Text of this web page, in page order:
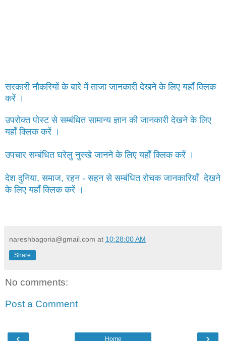
सरकारी नौकरियों के बारे में ताजा जानकारी देखने के लिए यहाँ क्लिक
करें ।
उपरोक्त पोस्ट से सम्बंधित सामान्य ज्ञान की जानकारी देखने के लिए
यहाँ क्लिक करें ।
उपचार सम्बंधित घरेलु नुस्खे जानने के लिए यहाँ क्लिक करें ।
देश दुनिया, समाज, रहन - सहन से सम्बंधित रोचक जानकारियाँ देखने
के लिए यहाँ क्लिक करें ।
nareshbagoria@gmail.com at 10:28:00 AM
Share
No comments:
Post a Comment
‹ ›
Home